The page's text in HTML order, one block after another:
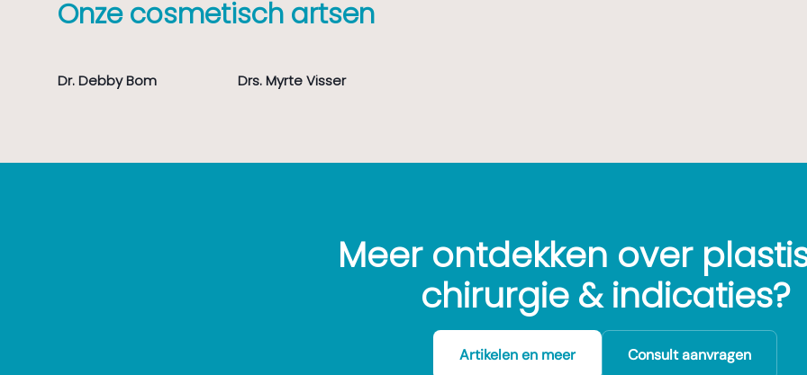
Onze cosmetisch artsen
Dr. Debby Bom Drs. Myrte Visser
Meer ontdekken over
chirurgie & indicaties?
Artikelen en meer Consult aanvragen